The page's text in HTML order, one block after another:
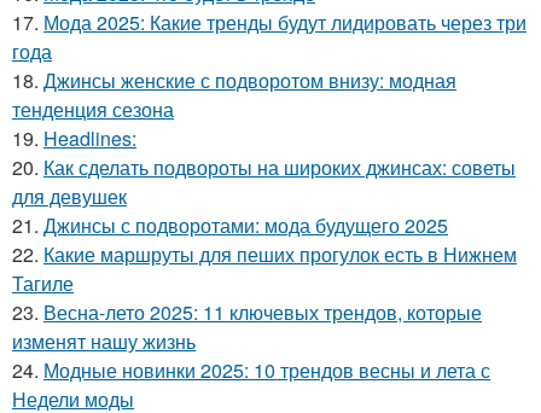
17. Мода 2025: Какие тренды будут лидировать через три
года
18. Джинсы женские с подворотом внизу: модная
тенденция сезона
19. Headlines:
20. Как сделать подвороты на широких джинсах: советы
для девушек
21. Джинсы с подворотами: мода будущего 2025
22. Какие маршруты для пеших прогулок есть в Нижнем
Тагиле
23. Весна-лето 2025: 11 ключевых трендов, которые
изменят нашу жизнь
24. Модные новинки 2025: 10 трендов весны и лета с
Недели моды